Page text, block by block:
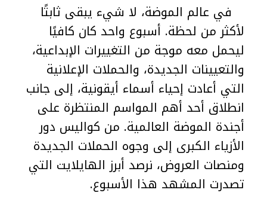
في عالم الموضة، لا شيء يبقى ثابتًا
لأكثر من لحظة. أسبوع واحد كان كافيًا
ليحمل معه موجة من التغييرات الإبداعية،
والتعيينات الجديدة، والحملات الإعلانية
التي أعادت إحياء أسماء أيقونية، إلى جانب
انطلاق أحد أهم المواسم المنتظرة على
أجندة الموضة العالمية. من كواليس دور
الأزياء الكبرى إلى وجوه الحملات الجديدة
ومنصات العروض، نرصد أبرز الهايلايت التي
تصدرت المشهد هذا الأسبوع.